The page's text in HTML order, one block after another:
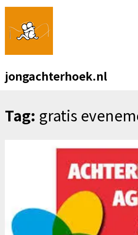
Skip
content
jongachterhoek.nl
Tag: gratis